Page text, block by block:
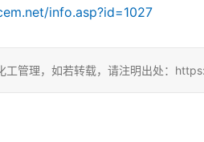
info.asp?id=1027
工管理，如若转载，请注明出处：